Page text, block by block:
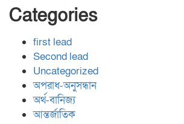
Categories
first lead
Second lead
Uncategorized
অপরাধ-অনুসন্ধান
অর্থ-বানিজ্য
আন্তর্জাতিক